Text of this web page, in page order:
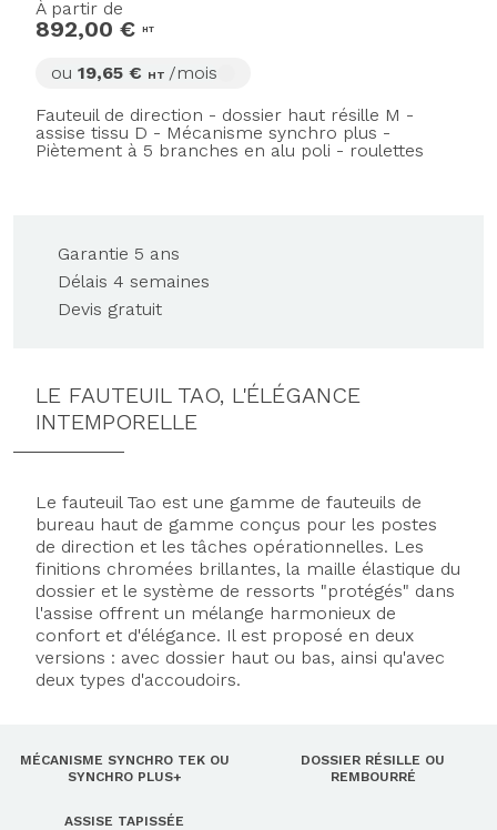
À partir de
892,00 € HT
ou 19,65 € HT /mois
Fauteuil de direction - dossier haut résille M -
assise tissu D - Mécanisme synchro plus -
Piètement à 5 branches en alu poli - roulettes
Garantie 5 ans
Délais 4 semaines
Devis gratuit
LE FAUTEUIL TAO, L'ÉLÉGANCE
INTEMPORELLE
Le fauteuil Tao est une gamme de fauteuils de
bureau haut de gamme conçus pour les postes
de direction et les tâches opérationnelles. Les
finitions chromées brillantes, la maille élastique du
dossier et le système de ressorts "protégés" dans
l'assise offrent un mélange harmonieux de
confort et d'élégance. Il est proposé en deux
versions : avec dossier haut ou bas, ainsi qu'avec
deux types d'accoudoirs.
MÉCANISME SYNCHRO TEK OU
SYNCHRO PLUS+
DOSSIER RÉSILLE OU
REMBOURRÉ
ASSISE TAPISSÉE